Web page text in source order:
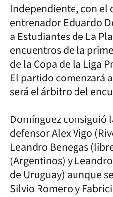
Independiente, con el
entrenador Eduardo
a Estudiantes de La
encuentros de la
de la Copa de la Liga
El partido comenzará
será el árbitro del
Domínguez consiguió
defensor Alex Vigo
Leandro Benegas
(Argentinos) y
de Uruguay) aunque
Silvio Romero y